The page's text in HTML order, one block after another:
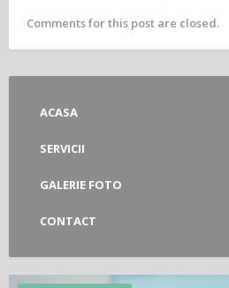
Comments for this post are closed.
ACASA
SERVICII
GALERIE FOTO
CONTACT